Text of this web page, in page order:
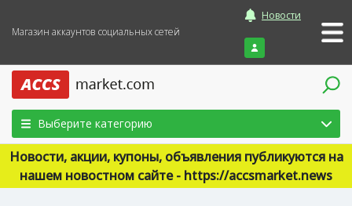
Магазин аккаунтов социальных сетей
Новости
Войти
Выберите категорию
Новости, акции, купоны, объявления публикуются на
нашем новостном сайте - https://accsmarket.news